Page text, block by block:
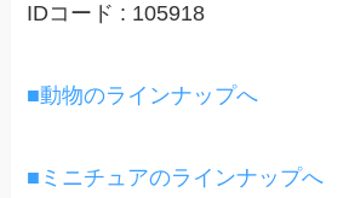
IDコード : 105918
■動物のラインナップへ
■ミニチュアのラインナップへ